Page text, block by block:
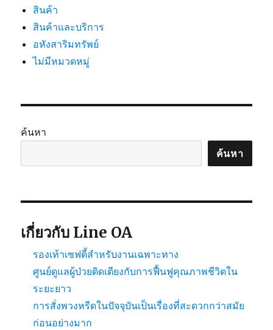
สินค้า
สินค้าและบริการ
อหังสาริมทรัพย์
ไม่มีหมวดหมู่
ค้นหา
ค้นหา
เกี่ยวกับ Line OA
รองเท้าเซฟตี้สำหรับงานเฉพาะทาง
ศูนย์ดูแลผู้ป่วยติดเตียงกับการฟื้นฟูคุณภาพชีวิตใน
ระยะยาว
การสั่งพวงหรีดในปัจจุบันเป็นเรื่องที่สะดวกกว่าสมัย
ก่อนอย่างมาก